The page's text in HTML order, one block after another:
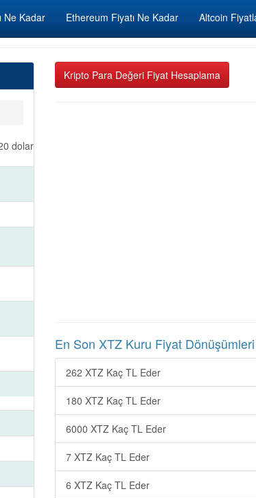
Ne Kadar Ethereum Fiyatı Ne Kadar Altcoin
dolar
Kripto Para Değeri Fiyat Hesaplama
En Son XTZ Kuru Fiyat Dönüşümleri
262 XTZ Kaç TL Eder
180 XTZ Kaç TL Eder
6000 XTZ Kaç TL Eder
7 XTZ Kaç TL Eder
6 XTZ Kaç TL Eder